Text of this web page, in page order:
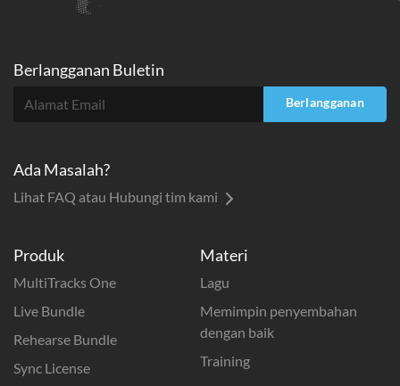
Produk
MultiTracks One
Live Bundle
Rehearse Bundle
Sync License
Materi
Lagu
Memimpin penyembahan
dengan baik
Training
Berlangganan Buletin
Berlangganan
Ada Masalah?
Lihat FAQ atau Hubungi tim kami